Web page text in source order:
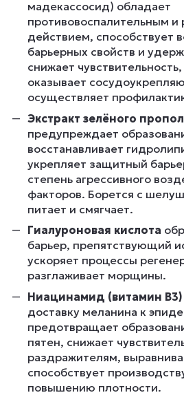
мадекассосид) обладает
противовоспалительным
действием, способствует
барьерных свойств и
снижает
оказывает
осуществляет
Экстракт зелёного
предупреждает
восстанавливает
укрепляет защитный
степень агрессивного
факторов. Борется с
питает и смягчает.
Гиалуроновая кислота
барьер, препятствующий
ускоряет процессы
разглаживает морщины.
Ниацинамид (витамин В3)
доставку меланина к
предотвращает
пятен, снижает
раздражителям,
способствует
повышению плотности.